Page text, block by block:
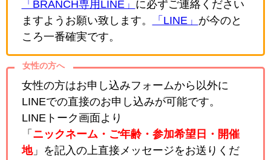
「BRANCH専用LINE」 に必ずご連絡ください
ますようお願い致します。
「LINE」 が今のと
ころ一番確実です。
女性の方へ
女性の方はお申し込みフォームから以外に
LINEでの直接のお申し込みが可能です。
LINEトーク画面より
「 ニックネーム・ご年齢・参加希望日・開催
地」を記入の上直接メッセージをお送りくだ